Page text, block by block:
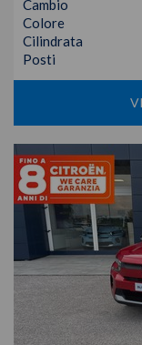
Cambio
Colore
Cilindrata
Posti